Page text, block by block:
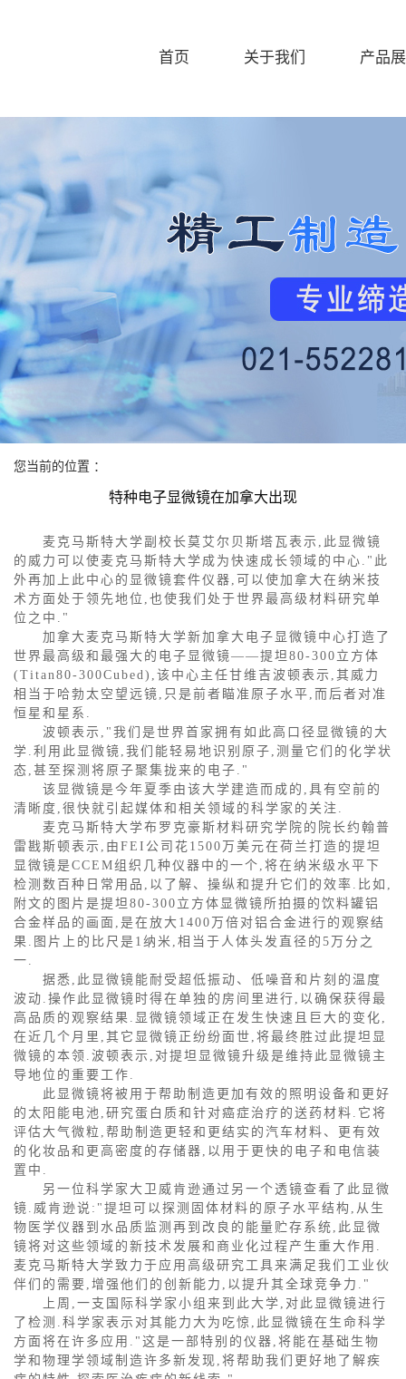
首页 关于我们 产品
您当前的位置 ：
特种电子显微镜在加拿大出现
麦克马斯特大学副校长莫艾尔贝斯塔瓦表示,此显微镜
的威力可以使麦克马斯特大学成为快速成长领域的中心."此
外再加上此中心的显微镜套件仪器,可以使加拿大在纳米技
术方面处于领先地位,也使我们处于世界最高级材料研究单
位之中."
加拿大麦克马斯特大学新加拿大电子显微镜中心打造了
世界最高级和最强大的电子显微镜――提坦80-300立方体
(Titan80-300Cubed),该中心主任甘维吉波顿表示,其威力
相当于哈勃太空望远镜,只是前者瞄准原子水平,而后者对准
恒星和星系.
波顿表示,"我们是世界首家拥有如此高口径显微镜的大
学.利用此显微镜,我们能轻易地识别原子,测量它们的化学状
态,甚至探测将原子聚集拢来的电子."
该显微镜是今年夏季由该大学建造而成的,具有空前的
清晰度,很快就引起媒体和相关领域的科学家的关注.
麦克马斯特大学布罗克豪斯材料研究学院的院长约翰普
雷戡斯顿表示,由FEI公司花1500万美元在荷兰打造的提坦
显微镜是CCEM组织几种仪器中的一个,将在纳米级水平下
检测数百种日常用品,以了解、操纵和提升它们的效率.比如,
附文的图片是提坦80-300立方体显微镜所拍摄的饮料罐铝
合金样品的画面,是在放大1400万倍对铝合金进行的观察结
果.图片上的比尺是1纳米,相当于人体头发直径的5万分之
一.
据悉,此显微镜能耐受超低振动、低噪音和片刻的温度
波动.操作此显微镜时得在单独的房间里进行,以确保获得最
高品质的观察结果.显微镜领域正在发生快速且巨大的变化,
在近几个月里,其它显微镜正纷纷面世,将最终胜过此提坦显
微镜的本领.波顿表示,对提坦显微镜升级是维持此显微镜主
导地位的重要工作.
此显微镜将被用于帮助制造更加有效的照明设备和更好
的太阳能电池,研究蛋白质和针对癌症治疗的送药材料.它将
评估大气微粒,帮助制造更轻和更结实的汽车材料、更有效
的化妆品和更高密度的存储器,以用于更快的电子和电信装
置中.
另一位科学家大卫威肯逊通过另一个透镜查看了此显微
镜.威肯逊说:"提坦可以探测固体材料的原子水平结构,从生
物医学仪器到水品质监测再到改良的能量贮存系统,此显微
镜将对这些领域的新技术发展和商业化过程产生重大作用.
麦克马斯特大学致力于应用高级研究工具来满足我们工业伙
伴们的需要,增强他们的创新能力,以提升其全球竞争力."
上周,一支国际科学家小组来到此大学,对此显微镜进行
了检测.科学家表示对其能力大为吃惊,此显微镜在生命科学
方面将在许多应用."这是一部特别的仪器,将能在基础生物
学和物理学领域制造许多新发现,将帮助我们更好地了解疾